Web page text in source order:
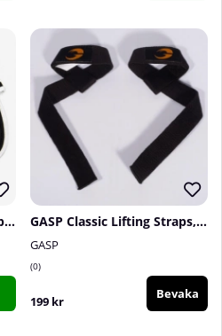
Gorilla Wear Gear Palmgrip, black/red GASP Classic Lifting Straps, Black
GASP
0
199 kr Bevaka